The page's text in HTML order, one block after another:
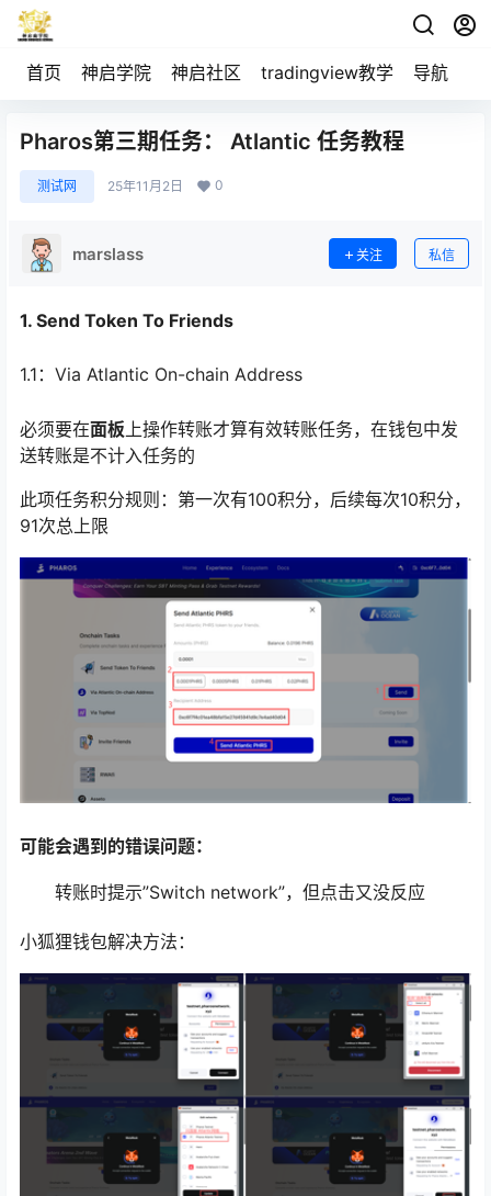
首页 神启学院 神启社区 tradingview教学 导航
Pharos第三期任务： Atlantic 任务教程
测试网 25年11月2日 0
marslass 关注 私信
1. Send Token To Friends
1.1：Via Atlantic On-chain Address
必须要在面板上操作转账才算有效转账任务，在钱包中发
送转账是不计入任务的
此项任务积分规则：第一次有100积分，后续每次10积分，
91次总上限
可能会遇到的错误问题：
转账时提示”Switch network”，但点击又没反应
小狐狸钱包解决方法：